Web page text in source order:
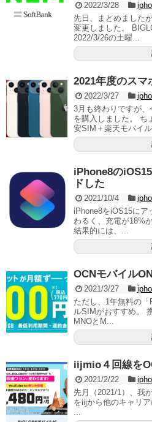
2022/3/28
先日、まとめました
変更しました。
2022/3/26の土曜...
2021年度のスマ
2022/3/27
3月も終わりですが
を購入しました。 ち
安SIM＋楽天モバイ
iPhone8の
ドした
2021/10/4
iPhone8をiOS15に
わるく、充電が18%
結果的には、...
OCNモバイル
2021/3/27
ただし、1年無料の
ルSIMがおすすめ。
MNOとM...
iijmio４回線を
2021/2/22
先月（2021/1）、我
をiijから他のキャリ
...